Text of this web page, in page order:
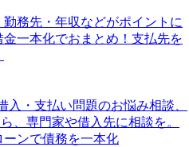
務先・年収などがポイントに
一本化でおまとめ！支払先を
入・支払い問題のお悩み相談、
、専門家や借入先に相談を。
ンで債務を一本化